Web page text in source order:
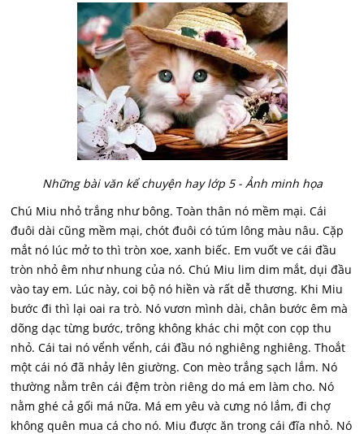
Những bài văn kể chuyện hay lớp 5 - Ảnh minh họa
Chú Miu nhỏ trắng như bông. Toàn thân nó mềm mại. Cái
đuôi dài cũng mềm mại, chót đuôi có túm lông màu nâu. Cặp
mắt nó lúc mở to thì tròn xoe, xanh biếc. Em vuốt ve cái đầu
tròn nhỏ êm như nhung của nó. Chú Miu lim dim mắt, dụi đầu
vào tay em. Lúc này, coi bộ nó hiền và rất dễ thương. Khi Miu
bước đi thì lại oai ra trò. Nó vươn mình dài, chân bước êm mà
dõng dạc từng bước, trông không khác chi một con cọp thu
nhỏ. Cái tai nó vểnh vểnh, cái đầu nó nghiêng nghiêng. Thoắt
một cái nó đã nhảy lên giường. Con mèo trắng sạch lắm. Nó
thường nằm trên cái đệm tròn riêng do má em làm cho. Nó
nằm ghé cả gối má nữa. Má em yêu và cưng nó lắm, đi chợ
không quên mua cá cho nó. Miu được ăn trong cái đĩa nhỏ. Nó